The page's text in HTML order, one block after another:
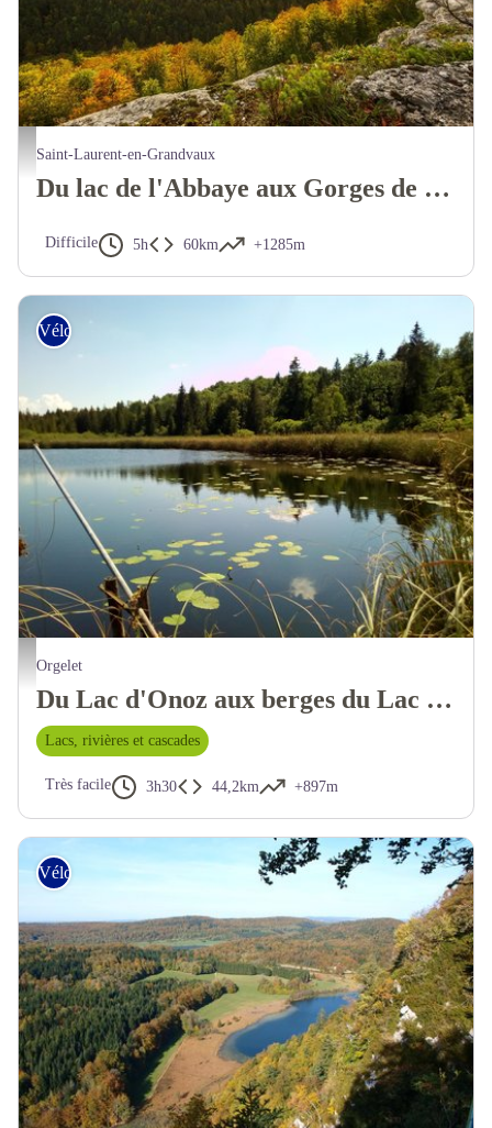
Saint-Laurent-en-Grandvaux
Du lac de l'Abbaye aux Gorges de la Bienne
Difficile 5h 60km +1285m
Vélo tout chemin – Gravel
Orgelet
Du Lac d'Onoz aux berges du Lac de Vouglans
Lacs, rivières et cascades
Très facile 3h30 44,2km +897m
Vélo tout chemin – Gravel